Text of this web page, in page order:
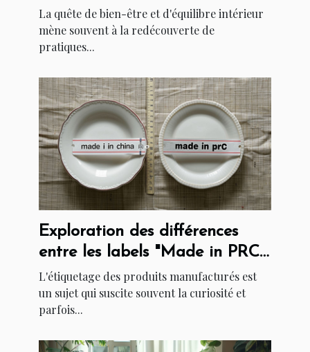
La quête de bien-être et d'équilibre intérieur
mène souvent à la redécouverte de
pratiques...
Exploration des différences
entre les labels "Made in PRC"
et "Made in China"
L'étiquetage des produits manufacturés est
un sujet qui suscite souvent la curiosité et
parfois...